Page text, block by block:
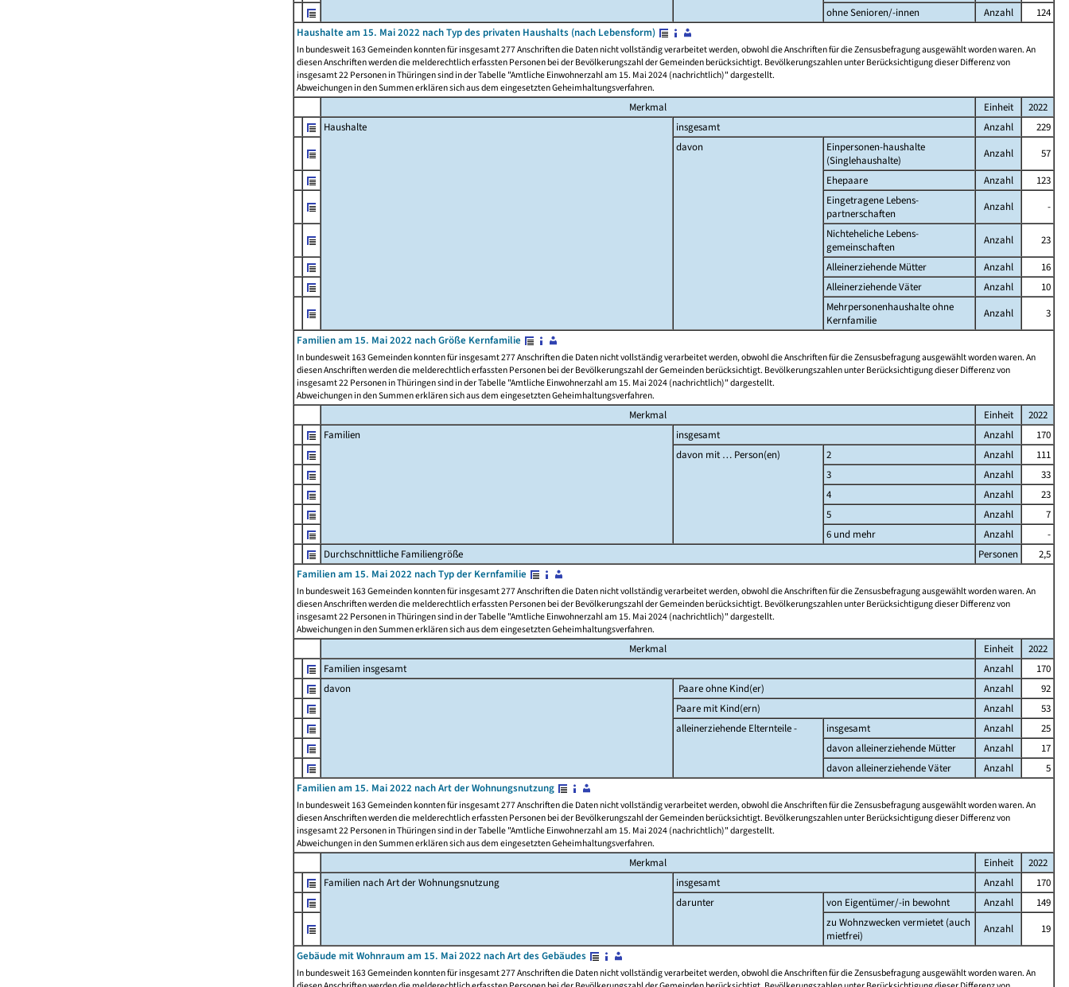
ohne Senioren/-innen
Anzahl
124
Haushalte am 15. Mai 2022 nach Typ des privaten Haushalts (nach Lebensform)
In bundesweit 163 Gemeinden konnten für insgesamt 277 Anschriften die Daten nicht vollständig verarbeitet werden, obwohl die Anschriften für die Zensusbefragung ausgewählt worden waren. An
diesen Anschriften werden die melderechtlich erfassten Personen bei der Bevölkerungszahl der Gemeinden berücksichtigt. Bevölkerungszahlen unter Berücksichtigung dieser Differenz von
insgesamt 22 Personen in Thüringen sind in der Tabelle "Amtliche Einwohnerzahl am 15. Mai 2024 (nachrichtlich)" dargestellt.
Abweichungen in den Summen erklären sich aus dem eingesetzten Geheimhaltungsverfahren.
Merkmal Einheit
2022
Haushalte
insgesamt Anzahl
229
davon
Einpersonen-haushalte
(Singlehaushalte)
Anzahl
57
Ehepaare
Anzahl
123
Eingetragene Lebens-
partnerschaften
Anzahl
-
Nichteheliche Lebens-
gemeinschaften
Anzahl
23
Alleinerziehende Mütter
Anzahl
16
Alleinerziehende Väter
Anzahl
10
Mehrpersonenhaushalte ohne
Kernfamilie
Anzahl
3
Familien am 15. Mai 2022 nach Größe Kernfamilie
In bundesweit 163 Gemeinden konnten für insgesamt 277 Anschriften die Daten nicht vollständig verarbeitet werden, obwohl die Anschriften für die Zensusbefragung ausgewählt worden waren. An
diesen Anschriften werden die melderechtlich erfassten Personen bei der Bevölkerungszahl der Gemeinden berücksichtigt. Bevölkerungszahlen unter Berücksichtigung dieser Differenz von
insgesamt 22 Personen in Thüringen sind in der Tabelle "Amtliche Einwohnerzahl am 15. Mai 2024 (nachrichtlich)" dargestellt.
Abweichungen in den Summen erklären sich aus dem eingesetzten Geheimhaltungsverfahren.
Merkmal Einheit
2022
Familien
insgesamt Anzahl
170
davon mit … Person(en)
2 Anzahl
111
3
Anzahl
33
4
Anzahl
23
5
Anzahl
7
6 und mehr
Anzahl
-
Durchschnittliche Familiengröße
Personen
2,5
Familien am 15. Mai 2022 nach Typ der Kernfamilie
In bundesweit 163 Gemeinden konnten für insgesamt 277 Anschriften die Daten nicht vollständig verarbeitet werden, obwohl die Anschriften für die Zensusbefragung ausgewählt worden waren. An
diesen Anschriften werden die melderechtlich erfassten Personen bei der Bevölkerungszahl der Gemeinden berücksichtigt. Bevölkerungszahlen unter Berücksichtigung dieser Differenz von
insgesamt 22 Personen in Thüringen sind in der Tabelle "Amtliche Einwohnerzahl am 15. Mai 2024 (nachrichtlich)" dargestellt.
Abweichungen in den Summen erklären sich aus dem eingesetzten Geheimhaltungsverfahren.
Merkmal Einheit
2022
Familien insgesamt
Anzahl
170
davon
Paare ohne Kind(er) Anzahl
92
Paare mit Kind(ern)
Anzahl
53
alleinerziehende Elternteile -
insgesamt Anzahl
25
davon alleinerziehende Mütter
Anzahl
17
davon alleinerziehende Väter
Anzahl
5
Familien am 15. Mai 2022 nach Art der Wohnungsnutzung
In bundesweit 163 Gemeinden konnten für insgesamt 277 Anschriften die Daten nicht vollständig verarbeitet werden, obwohl die Anschriften für die Zensusbefragung ausgewählt worden waren. An
diesen Anschriften werden die melderechtlich erfassten Personen bei der Bevölkerungszahl der Gemeinden berücksichtigt. Bevölkerungszahlen unter Berücksichtigung dieser Differenz von
insgesamt 22 Personen in Thüringen sind in der Tabelle "Amtliche Einwohnerzahl am 15. Mai 2024 (nachrichtlich)" dargestellt.
Abweichungen in den Summen erklären sich aus dem eingesetzten Geheimhaltungsverfahren.
Merkmal Einheit
2022
Familien nach Art der Wohnungsnutzung
insgesamt Anzahl
170
darunter
von Eigentümer/-in bewohnt Anzahl
149
zu Wohnzwecken vermietet (auch
mietfrei)
Anzahl
19
Gebäude mit Wohnraum am 15. Mai 2022 nach Art des Gebäudes
In bundesweit 163 Gemeinden konnten für insgesamt 277 Anschriften die Daten nicht vollständig verarbeitet werden, obwohl die Anschriften für die Zensusbefragung ausgewählt worden waren. An